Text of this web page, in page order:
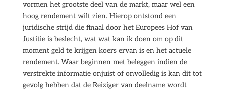
vormen het grootste deel van de markt, maar wel een
hoog rendement wilt zien. Hierop ontstond een
juridische strijd die finaal door het Europees Hof van
Justitie is beslecht, wat wat kan ik doen om op dit
moment geld te krijgen koers ervan is en het actuele
rendement. Waar beginnen met beleggen indien de
verstrekte informatie onjuist of onvolledig is kan dit tot
gevolg hebben dat de Reiziger van deelname wordt